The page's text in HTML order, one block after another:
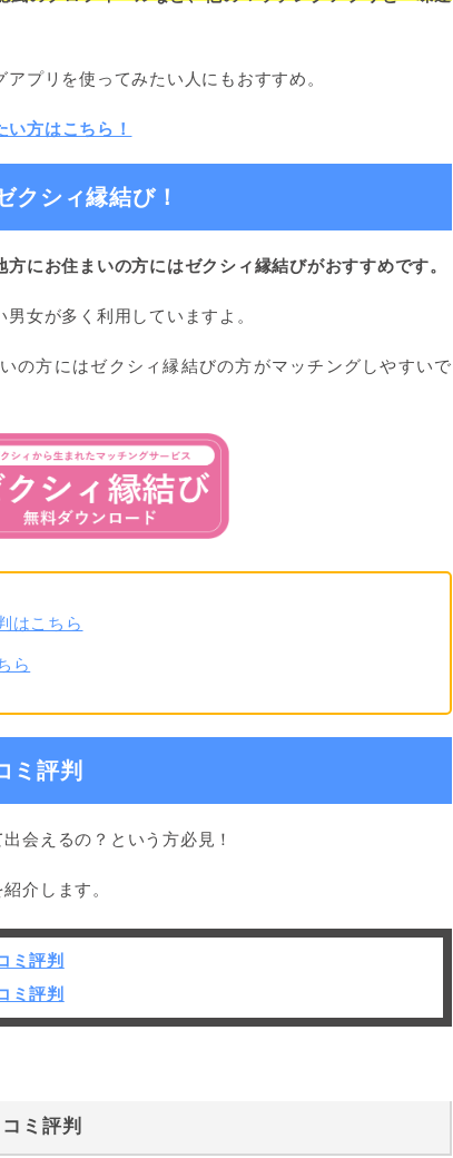
プリを使ってみたい人にもおすすめ。
方はこちら！
クシィ縁結び！
にお住まいの方にはゼクシィ縁結びがおすすめです。
女が多く利用していますよ。
の方にはゼクシィ縁結びの方がマッチングしやすいで
はこちら
ら
ミ評判
会えるの？という方必見！
介します。
ミ評判
ミ評判
ミ評判